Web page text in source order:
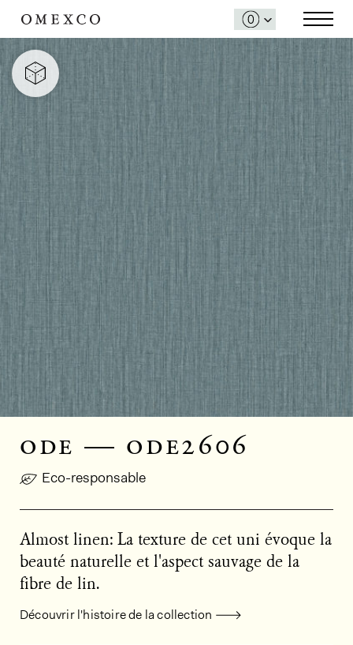
ode — ode2606
Eco-responsable
Almost linen: La texture de cet uni évoque la
beauté naturelle et l'aspect sauvage de la
fibre de lin.
Découvrir l'histoire de la collection